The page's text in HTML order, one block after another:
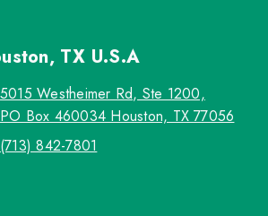
TX U.S.A
5015 Westheimer Rd, Ste 1200,
PO Box 460034 Houston, TX 77056
(713) 842-7801